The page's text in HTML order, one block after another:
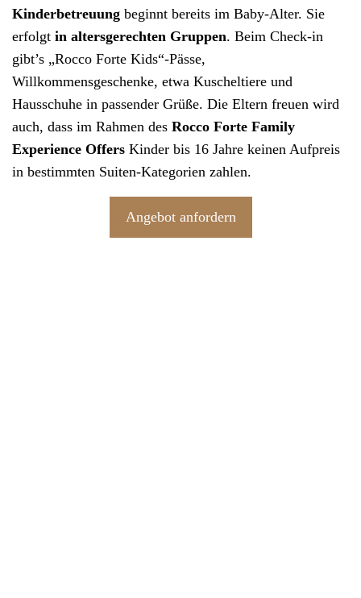
Kinderbetreuung beginnt bereits im Baby-Alter. Sie
erfolgt in altersgerechten Gruppen. Beim Check-in
gibt’s „Rocco Forte Kids“-Pässe,
Willkommensgeschenke, etwa Kuscheltiere und
Hausschuhe in passender Grüße. Die Eltern freuen wird
auch, dass im Rahmen des Rocco Forte Family
Experience Offers Kinder bis 16 Jahre keinen Aufpreis
in bestimmten Suiten-Kategorien zahlen.
Angebot anfordern